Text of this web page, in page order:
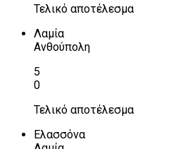
Τελικό αποτέλεσμα
Λαμία
Ανθούπολη
5
0
Τελικό αποτέλεσμα
Ελασσόνα